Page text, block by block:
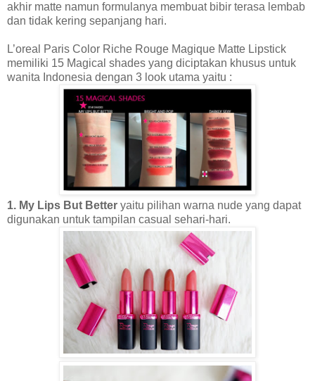
akhir matte namun formulanya membuat bibir terasa lembab
dan tidak kering sepanjang hari.
L’oreal Paris Color Riche Rouge Magique Matte Lipstick
memiliki 15 Magical shades yang diciptakan khusus untuk
wanita Indonesia dengan 3 look utama yaitu :
1. My Lips But Better yaitu pilihan warna nude yang dapat
digunakan untuk tampilan casual sehari-hari.